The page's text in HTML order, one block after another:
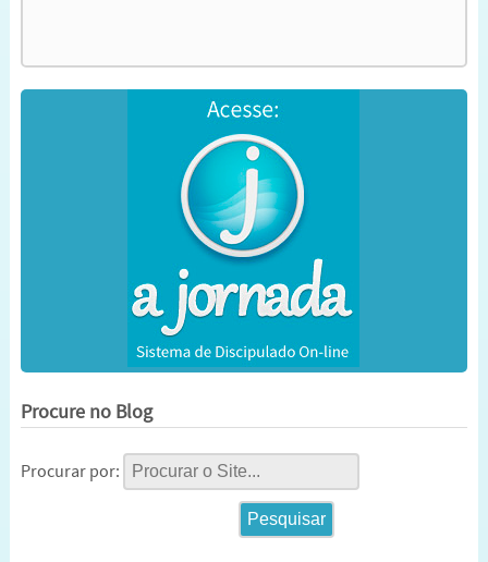
Procure no Blog
Procurar por: